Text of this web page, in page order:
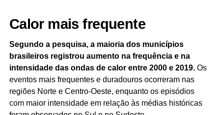
Calor mais frequente
Segundo a pesquisa, a maioria dos municípios
brasileiros registrou aumento na frequência e na
intensidade das ondas de calor entre 2000 e 2019. Os
eventos mais frequentes e duradouros ocorreram nas
regiões Norte e Centro-Oeste, enquanto os episódios
com maior intensidade em relação às médias históricas